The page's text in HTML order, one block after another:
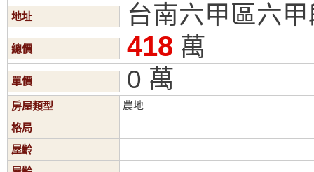
地址 台南六甲區六
總價 418 萬
單價 0 萬
房屋類型
農地
格局
屋齡